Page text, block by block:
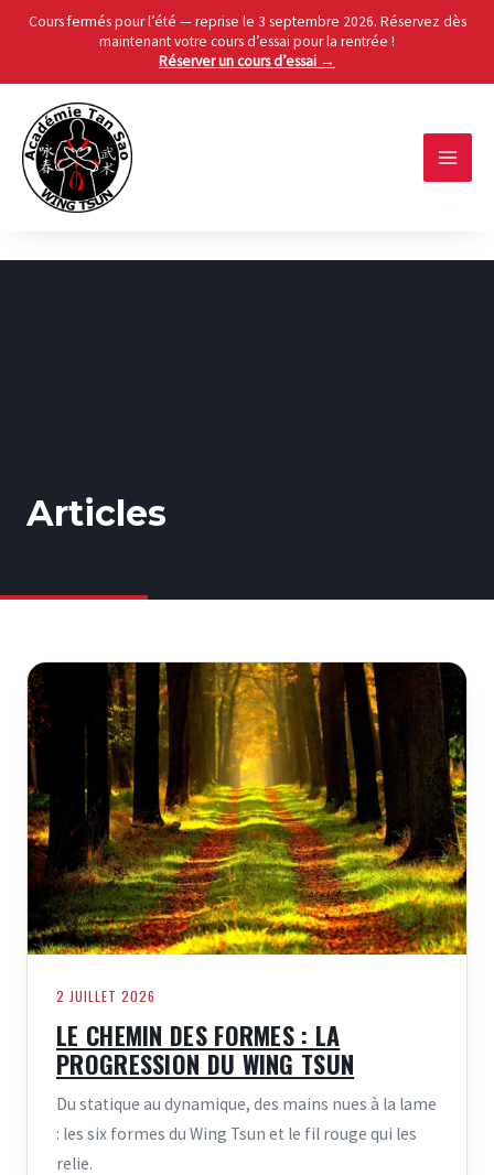
Cours fermés pour l’été — reprise le 3 septembre 2026. Réservez dès
maintenant votre cours d’essai pour la rentrée !
Réserver un cours d’essai →
content
MAIN
Articles
2 JUILLET 2026
LE CHEMIN DES FORMES : LA
PROGRESSION DU WING TSUN
Du statique au dynamique, des mains nues à la lame
: les six formes du Wing Tsun et le fil rouge qui les
relie.